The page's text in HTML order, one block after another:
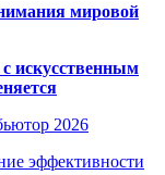
мировой
искусственным
2026
эффективности